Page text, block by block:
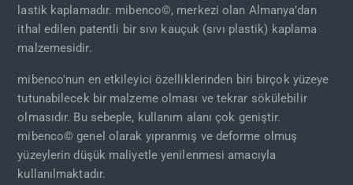
lastik kaplamadır. mibenco©, merkezi olan Almanya’dan
ithal edilen patentli bir sıvı kauçuk (sıvı plastik) kaplama
malzemesidir.
mibenco'nun en etkileyici özelliklerinden biri birçok yüzeye
tutunabilecek bir malzeme olması ve tekrar sökülebilir
olmasıdır. Bu sebeple, kullanım alanı çok geniştir.
mibenco© genel olarak yıpranmış ve deforme olmuş
yüzeylerin düşük maliyetle yenilenmesi amacıyla
kullanılmaktadır.